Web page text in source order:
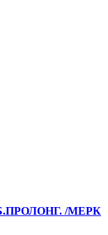
/МЕРК